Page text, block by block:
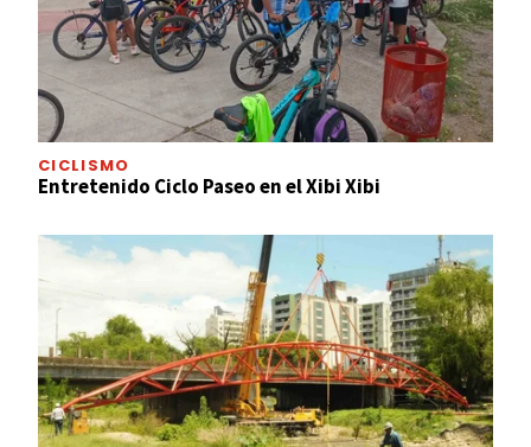
CICLISMO
Entretenido Ciclo Paseo en el Xibi Xibi